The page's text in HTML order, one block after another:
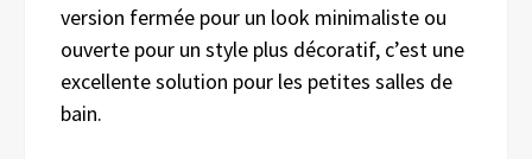
version fermée pour un look minimaliste ou
ouverte pour un style plus décoratif, c’est une
excellente solution pour les petites salles de
bain.